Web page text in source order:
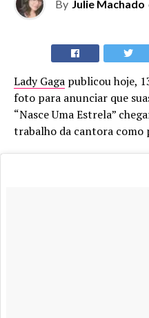
By Julie Machado
Lady Gaga publicou hoje,
foto para anunciar que
“Nasce Uma Estrela”
trabalho da cantora como